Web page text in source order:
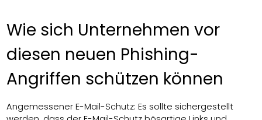
Wie sich Unternehmen vor
diesen neuen Phishing-
Angriffen schützen können
Angemessener E-Mail-Schutz: Es sollte sichergestellt